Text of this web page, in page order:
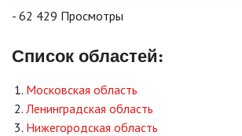
- 62 429 Просмотры
Список областей:
Московская область
Ленинградская область
Нижегородская область